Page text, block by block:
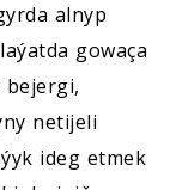
alnyp
gowaça
netijeli
ideg etmek